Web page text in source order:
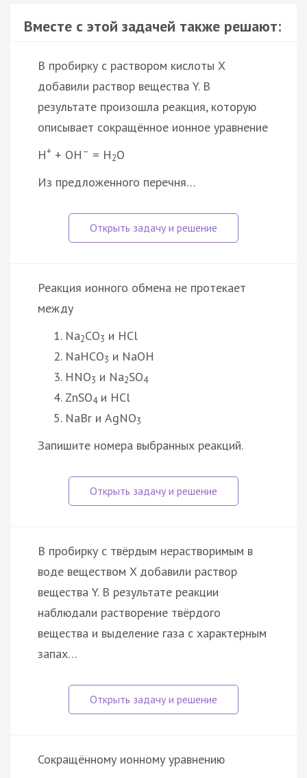
Вместе с этой задачей также решают:
В пробирку с раствором кислоты X
добавили раствор вещества Y. В
результате произошла реакция, которую
описывает сокращённое ионное уравнение
H+ + OH – = H2O
Из предложенного перечня…
Реакция ионного обмена не протекает
между
Na2CO3 и HCl
NaHCO3 и NaOH
HNO3 и Na2SO4
ZnSO4и HCl
NaBr и AgNO3
Запишите номера выбранных реакций.
В пробирку с твёрдым нерастворимым в
воде веществом X добавили раствор
вещества Y. В результате реакции
наблюдали растворение твёрдого
вещества и выделение газа с характерным
запах…
Сокращённому ионному уравнению